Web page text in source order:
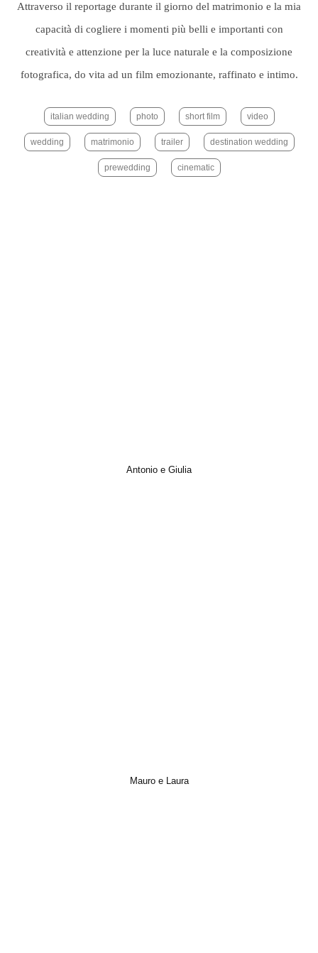
Attraverso il reportage durante il giorno del matrimonio e la mia
capacità di cogliere i momenti più belli e importanti con
creatività e attenzione per la luce naturale e la composizione
fotografica, do vita ad un film emozionante, raffinato e intimo.
italian wedding photo short film video
wedding matrimonio trailer destination wedding
prewedding cinematic
Antonio e Giulia
Mauro e Laura